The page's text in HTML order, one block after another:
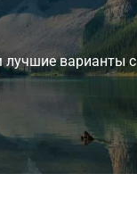
лучшие варианты с